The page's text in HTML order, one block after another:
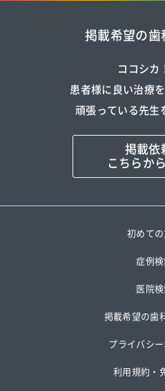
掲載希望の歯
ココシカ
患者様に良い治療
頑張っている先生
掲載依
こちらか
初めての
症例検
医院検
掲載希望の歯
プライバシ
利用規約・